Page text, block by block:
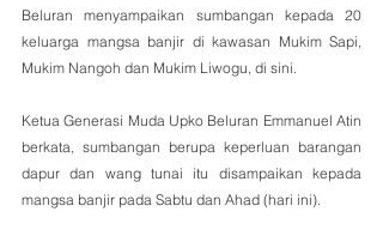
Beluran menyampaikan sumbangan kepada 20
keluarga mangsa banjir di kawasan Mukim Sapi,
Mukim Nangoh dan Mukim Liwogu, di sini.
Ketua Generasi Muda Upko Beluran Emmanuel Atin
berkata, sumbangan berupa keperluan barangan
dapur dan wang tunai itu disampaikan kepada
mangsa banjir pada Sabtu dan Ahad (hari ini).